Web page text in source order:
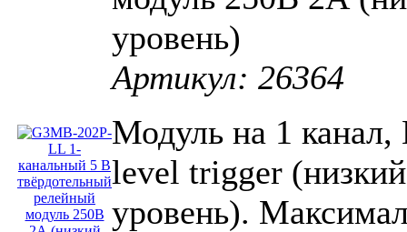
уровень)
Артикул: 26364
Модуль на 1 канал,
level trigger (низкий
уровень).